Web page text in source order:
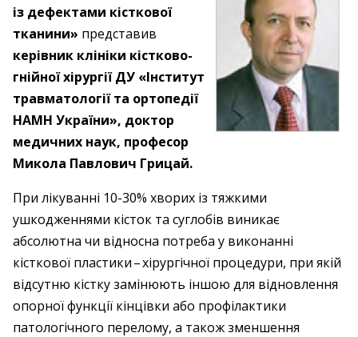
із дефектами кісткової
тканини» представив
керівник клініки кістково-
гнійної хірургії ДУ «Інститут
травматології та ортопедії
НАМН України», доктор
медичних наук, професор
Микола Павлович Грицай.
При лікуванні 10-30% ­хворих із тяжкими
ушкодженнями кіс­ток та суглобів виникає
абсолютна чи відносна потреба у виконанні
кісткової пластики – ​хірургічної процедури, при якій
відсутню кістку замінюють іншою для відновлення
опорної функції кінцівки або профілактики
патологічного перелому, а також зменшення